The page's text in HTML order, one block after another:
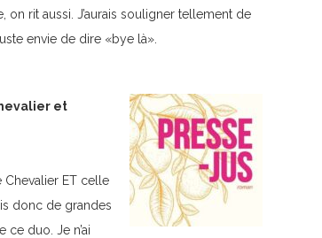
on rit aussi. J’aurais souligner tellement de
envie de dire «bye là».
et
Chevalier ET celle
donc de grandes
ce duo. Je n’ai